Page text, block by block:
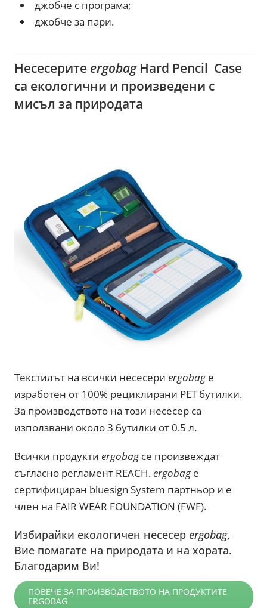
джобче с програма;
джобче за пари.
Несесерите ergobagHard Pencil Case
са екологични и произведени с
мисъл за природата
Текстилът на всички несесериergobagе
изработен от 100% рециклирани PET бутилки.
За производството на този несесер са
използвани около 3 бутилки от 0.5 л.
Всички продуктиergobagсе произвеждат
съгласно регламент REACH.ergobagе
сертифициран bluesign System партньор и е
член на FAIR WEAR FOUNDATION (FWF).
Избирайки екологичен несесерergobag,
Вие помагате на природата и на хората.
Благодарим Ви!
ПОВЕЧЕ ЗА ПРОИЗВОДСТВОТО НА ПРОДУКТИТЕ
ERGOBAG